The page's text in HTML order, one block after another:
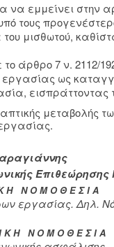
να εμμείνει στην
τους
μισθωτού,
άρθρο 7 ν. 2112/
ως
εισπράττοντας
μεταβολής
Επιθεώρησης
Η Ν Ο Μ Ο Θ Ε Σ Ι Α
εργασίας. Δηλ.
Κ Η Ν Ο Μ Ο Θ Ε Σ Ι Α